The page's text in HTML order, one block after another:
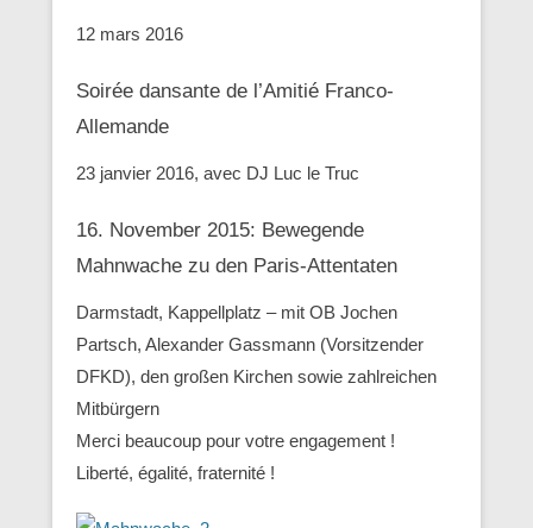
12 mars 2016
Soirée dansante de l’Amitié Franco-
Allemande
23 janvier 2016, avec DJ Luc le Truc
16. November 2015: Bewegende
Mahnwache zu den ‪Paris-Attentaten
Darmstadt, Kappellplatz – mit OB Jochen
Partsch, Alexander Gassmann (Vorsitzender
‪‎DFKD), den großen Kirchen sowie zahlreichen
Mitbürgern
Merci beaucoup pour votre engagement !
Liberté, égalité, fraternité !